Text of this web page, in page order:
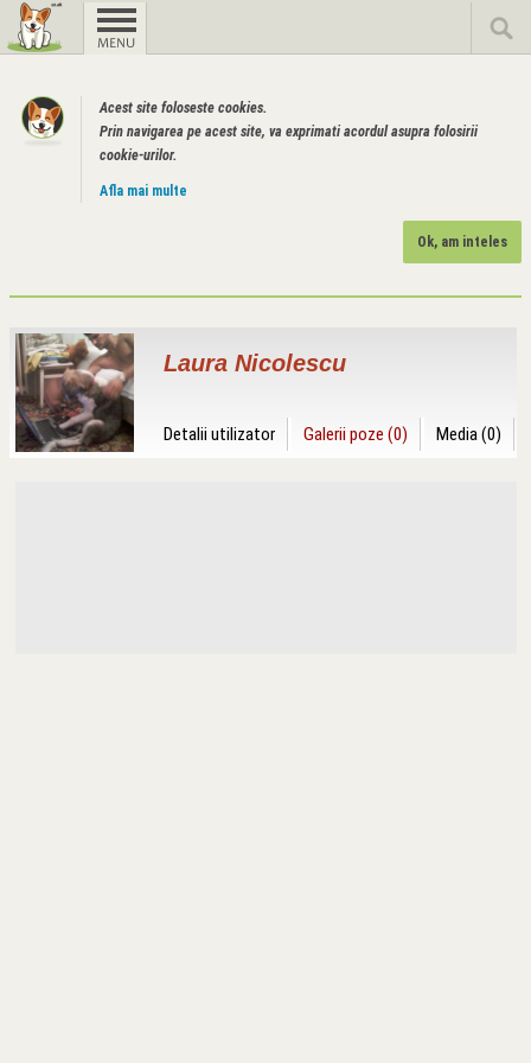
Acest site foloseste cookies.
Prin navigarea pe acest site, va exprimati acordul asupra folosirii
cookie-urilor.
Afla mai multe
Ok, am inteles
Laura Nicolescu
Detalii utilizator Galerii poze (0) Media (0)